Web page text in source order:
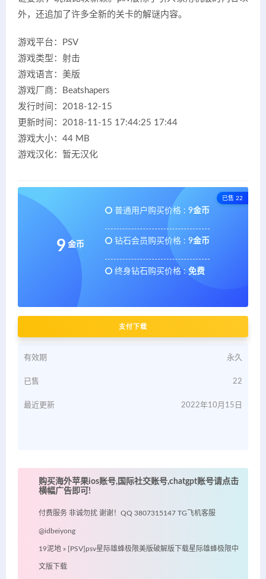
外，还追加了许多全新的关卡的解谜内容。
游戏平台：PSV
游戏类型：射击
游戏语言：美版
游戏厂商：Beatshapers
发行时间：2018-12-15
更新时间：2018-11-15 17:44:25 17:44
游戏大小：44 MB
游戏汉化：暂无汉化
已售 22
9 金币
普通用户购买价格 : 9金币
钻石会员购买价格 : 9金币
终身钻石购买价格 : 免费
支付下载
有效期 永久
已售 22
最近更新 2022年10月15日
购买海外苹果ios账号,国际社交账号,chatgpt账号请点击
横幅广告即可!
付费服务 非诚勿扰 谢谢！QQ 3807315147 TG飞机客服
@idbeiyong
19泥地 » [PSV]psv星际雄蜂极限美版破解版下载星际雄蜂极限中
文版下载